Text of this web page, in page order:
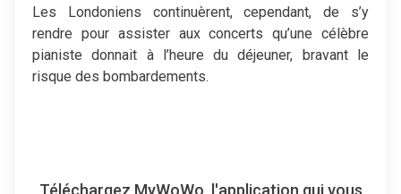
Les Londoniens continuèrent, cependant, de s’y
rendre pour assister aux concerts qu’une célèbre
pianiste donnait à l’heure du déjeuner, bravant le
risque des bombardements.
Téléchargez MyWoWo, l'application qui vous